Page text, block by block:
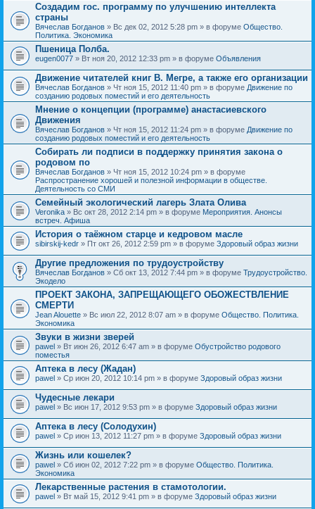
Создадим гос. программу по улучшению интеллекта
страны
Вячеслав Богданов » Вс дек 02, 2012 5:28 pm » в форуме Общество.
Политика. Экономика
Пшеница Полба.
eugen0077 » Вт ноя 20, 2012 12:33 pm » в форуме Объявления
Движение читателей книг В. Мегре, а также его организации
Вячеслав Богданов » Чт ноя 15, 2012 11:40 pm » в форуме Движение по
созданию родовых поместий и его деятельность
Мнение о концепции (программе) анастасиевского
Движения
Вячеслав Богданов » Чт ноя 15, 2012 11:24 pm » в форуме Движение по
созданию родовых поместий и его деятельность
Собирать ли подписи в поддержку принятия закона о
родовом по
Вячеслав Богданов » Чт ноя 15, 2012 10:24 pm » в форуме
Распространение хорошей и полезной информации в обществе.
Деятельность со СМИ
Семейный экологический лагерь Злата Олива
Veronika » Вс окт 28, 2012 2:14 pm » в форуме Мероприятия. Анонсы
встреч. Афиша
История о таёжном старце и кедровом масле
sibirskij-kedr » Пт окт 26, 2012 2:59 pm » в форуме Здоровый образ жизни
Другие предложения по трудоустройству
Вячеслав Богданов » Сб окт 13, 2012 7:44 pm » в форуме Трудоустройство.
Экодело
ПРОЕКТ ЗАКОНА, ЗАПРЕЩАЮЩЕГО ОБОЖЕСТВЛЕНИЕ
СМЕРТИ
Jean Alouette » Вс июл 22, 2012 8:07 am » в форуме Общество. Политика.
Экономика
Звуки в жизни зверей
pawel » Вт июн 26, 2012 6:47 am » в форуме Обустройство родового
поместья
Аптека в лесу (Жадан)
pawel » Ср июн 20, 2012 10:14 pm » в форуме Здоровый образ жизни
Чудесные лекари
pawel » Вс июн 17, 2012 9:53 pm » в форуме Здоровый образ жизни
Аптека в лесу (Солодухин)
pawel » Ср июн 13, 2012 11:27 pm » в форуме Здоровый образ жизни
Жизнь или кошелек?
pawel » Сб июн 02, 2012 7:22 pm » в форуме Общество. Политика.
Экономика
Лекарственные растения в стамотологии.
pawel » Вт май 15, 2012 9:41 pm » в форуме Здоровый образ жизни